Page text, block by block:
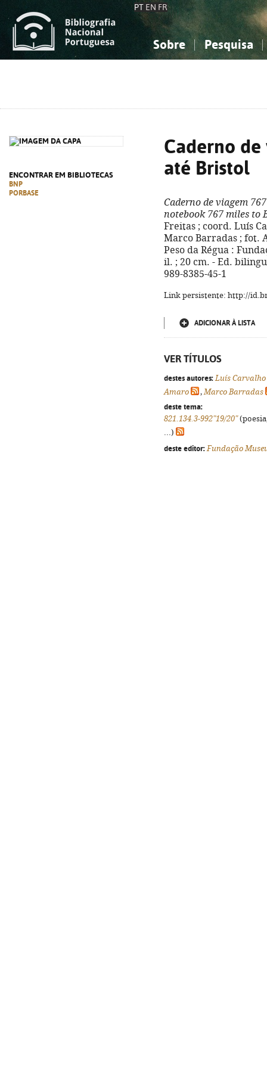
PT EN FR
Sobre Pesquisa
ENCONTRAR EM BIBLIOTECAS
BNP
PORBASE
Caderno
até Bristol
Caderno de viagem
notebook 767 miles to
Freitas ; coord. Luís
Marco Barradas ; fot.
Peso da Régua :
il. ; 20 cm. - Ed.
989-8385-45-1
Link persistente: http://
ADICIONAR À LISTA
VER TÍTULOS
destes autores: Luís Carvalho
Amaro
,Marco Barradas
deste tema:
821.134.3-992"19/20"
...)
deste editor: Fundação